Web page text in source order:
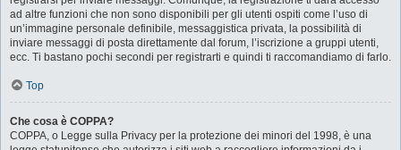
ad altre funzioni che non sono disponibili per gli utenti ospiti come l’uso di
un’immagine personale definibile, messaggistica privata, la possibilità di
inviare messaggi di posta direttamente dal forum, l’iscrizione a gruppi utenti,
ecc. Ti bastano pochi secondi per registrarti e quindi ti raccomandiamo di farlo.
Top
Che cosa è COPPA?
COPPA, o Legge sulla Privacy per la protezione dei minori del 1998, è una